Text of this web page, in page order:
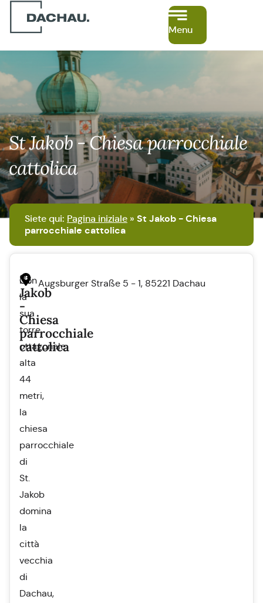
Menu
Siete qui: Pagina iniziale » St Jakob - Chiesa
parrocchiale cattolica
St Jakob - Chiesa parrocchiale
cattolica
St
Jakob
-
Chiesa
parrocchiale
cattolica
Con
la
sua
torre
ottagonale
alta
44
metri,
la
chiesa
parrocchiale
di
St.
Jakob
domina
la
città
vecchia
di
Dachau,
Augsburger Straße 5 - 1, 85221 Dachau